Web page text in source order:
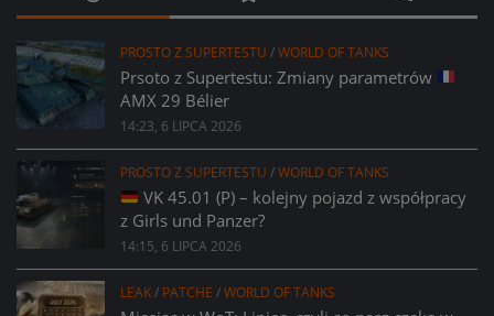
PROSTO Z SUPERTESTU /WORLD OF TANKS
Prsoto z Supertestu: Zmiany parametrów
AMX 29 Bélier
14:23, 6 LIPCA 2026
PROSTO Z SUPERTESTU /WORLD OF TANKS
VK 45.01 (P) – kolejny pojazd z współpracy
z Girls und Panzer?
14:15, 6 LIPCA 2026
LEAK/ PATCHE /WORLD OF TANKS